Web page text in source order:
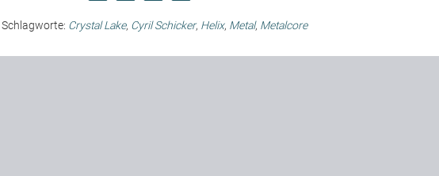
Schlagworte: Crystal Lake, Cyril Schicker, Helix, Metal, Metalcore